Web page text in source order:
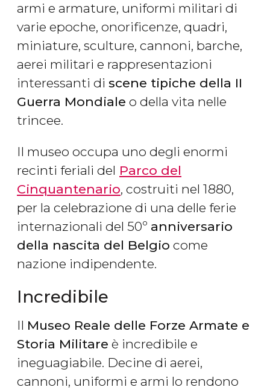
armi e armature, uniformi militari di
varie epoche, onorificenze, quadri,
miniature, sculture, cannoni, barche,
aerei militari e rappresentazioni
interessanti di scene tipiche della II
Guerra Mondiale o della vita nelle
trincee.
Il museo occupa uno degli enormi
recinti feriali del Parco del
Cinquantenario, costruiti nel 1880,
per la celebrazione di una delle ferie
internazionali del 50º anniversario
della nascita del Belgio come
nazione indipendente.
Incredibile
Il Museo Reale delle Forze Armate e
Storia Militare è incredibile e
ineguagiabile. Decine di aerei,
cannoni, uniformi e armi lo rendono